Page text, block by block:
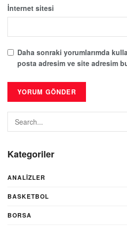
İnternet sitesi
Daha sonraki yorumlarımda
posta adresim ve site adresim
Kategoriler
ANALIZLER
BASKETBOL
BORSA